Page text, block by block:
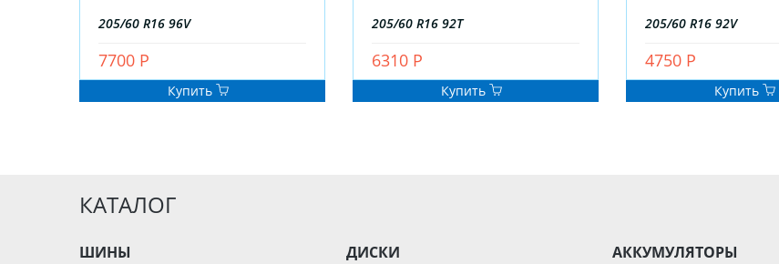
205/60 R16 96V
7700 Р
Купить
205/60 R16 92T
6310 Р
Купить
205/60 R16 92V
4750 Р
Купить
КАТАЛОГ
ШИНЫ ДИСКИ АККУМУЛЯТОРЫ